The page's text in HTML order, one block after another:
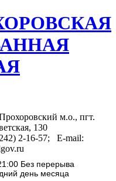
м.о., пгт.
130
2-16-57; E-mail:
Без перерыва
день месяца